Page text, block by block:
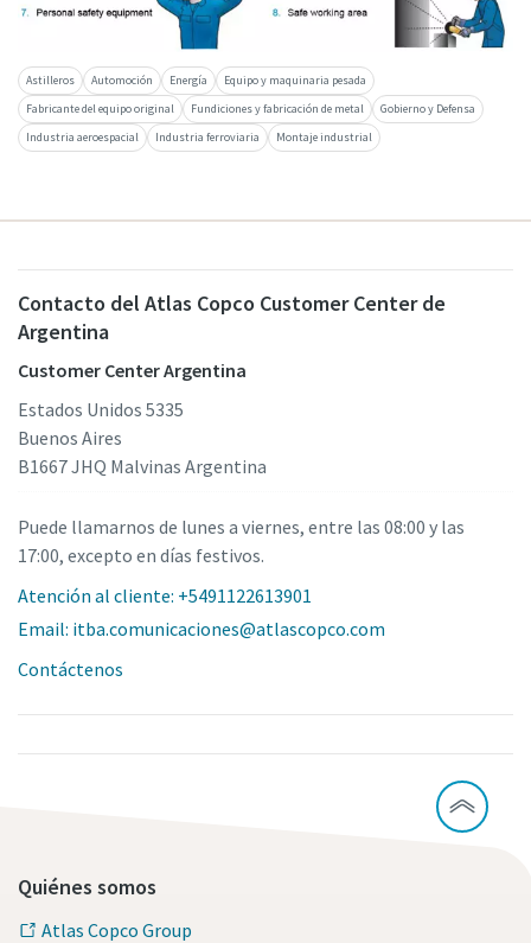
Astilleros Automoción Energía
Equipo y maquinaria pesada
Fabricante del equipo original
Fundiciones y fabricación de metal
Gobierno y Defensa
Industria aeroespacial
Industria ferroviaria Montaje industrial
Contacto del Atlas Copco Customer Center de
Argentina
Customer Center Argentina
Estados Unidos 5335
Buenos Aires
B1667 JHQ Malvinas Argentina
Puede llamarnos de lunes a viernes, entre las 08:00 y las
17:00, excepto en días festivos.
Atención al cliente: +5491122613901
Email: itba.comunicaciones@atlascopco.com
Contáctenos
Quiénes somos
Atlas Copco Group